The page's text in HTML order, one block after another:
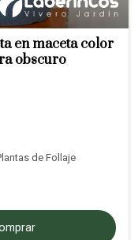
en maceta color
obscuro
de Follaje